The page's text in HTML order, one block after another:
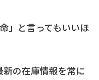
」と言ってもいいほ
の在庫情報を常に